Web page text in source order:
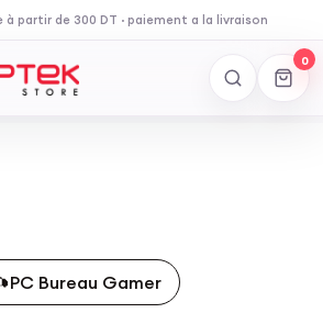
partir de 300 DT ·paiement a la livraison
0
PC Bureau Gamer